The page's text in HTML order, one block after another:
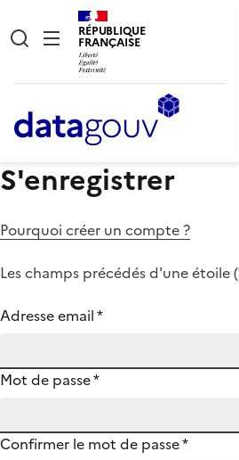
RÉPUBLIQUE
FRANÇAISE
S'enregistrer
Pourquoi créer un compte ?
Les champs précédés d'une étoile (
Adresse email*
Mot de passe*
Confirmer le mot de passe*